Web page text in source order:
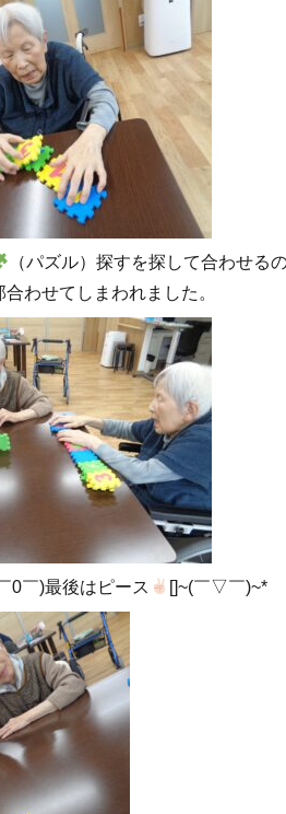
（パズル）探すを探して合わせる
わせてしまわれました。
0￣)最後はピース []~(￣▽￣)~*